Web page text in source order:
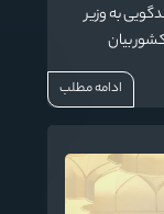
به وزیر
بیان
ادامه مطلب